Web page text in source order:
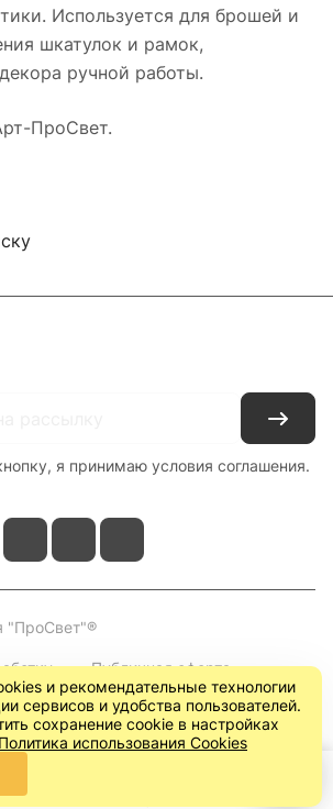
Используется для брошей и
шкатулок и рамок,
ручной работы.
ПроСвет.
я принимаю условия соглашения.
"ПроСвет"®
Публичная оферта
(пользовательское
соглашение)
и рекомендательные технологии
сервисов и удобства пользователей.
сохранение cookie в настройках
Политика использования Cookies